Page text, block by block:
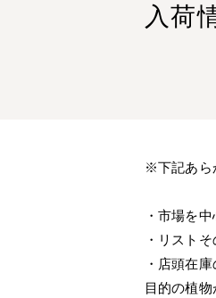
入荷
※下記あら
・市場を
・リスト
・店頭在
目的の植